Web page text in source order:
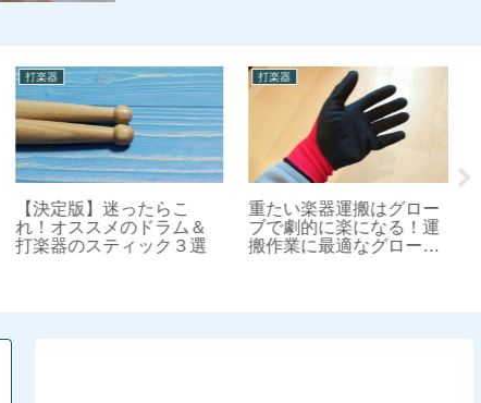
打楽器
【決定版】迷ったらこ
れ！オススメのドラム＆
打楽器のスティック３選
打楽器
重たい楽器運搬はグロー
ブで劇的に楽になる！運
搬作業に最適なグローブ